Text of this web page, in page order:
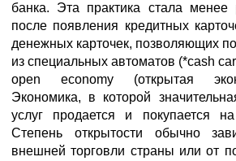
банка. Эта практика стала менее
после появления кредитных
денежных карточек, позволяющих
из специальных автоматов (*cash
open economy (открытая
Экономика, в которой
услуг продается и покупается
Степень открытости обычно
внешней торговли страны или от